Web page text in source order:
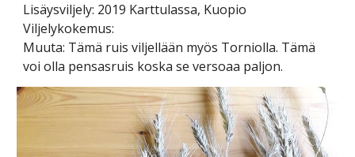
Lisäysviljely: 2019 Karttulassa, Kuopio
Viljelykokemus:
Muuta: Tämä ruis viljellään myös Torniolla. Tämä
voi olla pensasruis koska se versoaa paljon.